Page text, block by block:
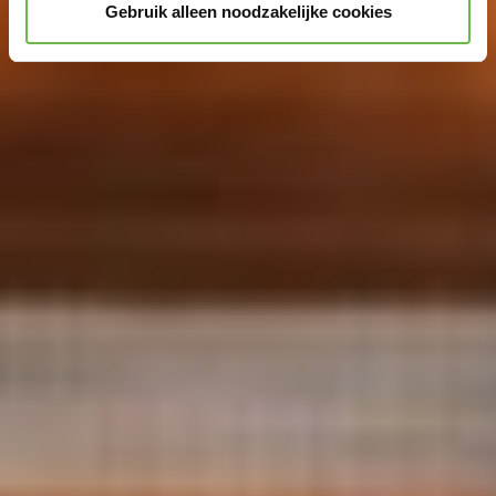
Gebruik alleen noodzakelijke cookies